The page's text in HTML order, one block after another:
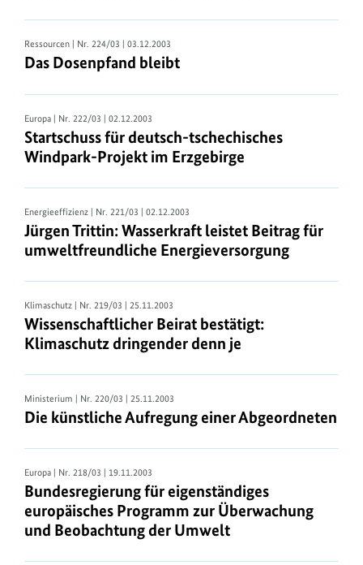
Ressourcen | Nr. 224/03 | 03.12.2003
Das Dosenpfand bleibt
Europa | Nr. 222/03 | 02.12.2003
Startschuss für deutsch-tschechisches
Windpark-Projekt im Erzgebirge
Energieeffizienz | Nr. 221/03 | 02.12.2003
Jürgen Trittin: Wasserkraft leistet Beitrag für
umweltfreundliche Energieversorgung
Klimaschutz | Nr. 219/03 | 25.11.2003
Wissenschaftlicher Beirat bestätigt:
Klimaschutz dringender denn je
Ministerium | Nr. 220/03 | 25.11.2003
Die künstliche Aufregung einer Abgeordneten
Europa | Nr. 218/03 | 19.11.2003
Bundesregierung für eigenständiges
europäisches Programm zur Überwachung
und Beobachtung der Umwelt